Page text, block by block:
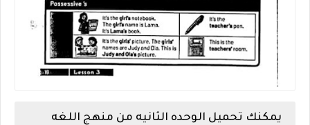
يمكنك تحميل الوحده الثانيه من منهج اللغه